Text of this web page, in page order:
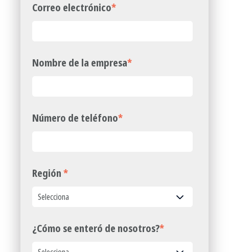
Correo electrónico*
Nombre de la empresa*
Número de teléfono*
Región*
¿Cómo se enteró de nosotros?*